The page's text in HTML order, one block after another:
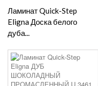
Ламинат Quick-Step
Eligna Доска белого
дуба...